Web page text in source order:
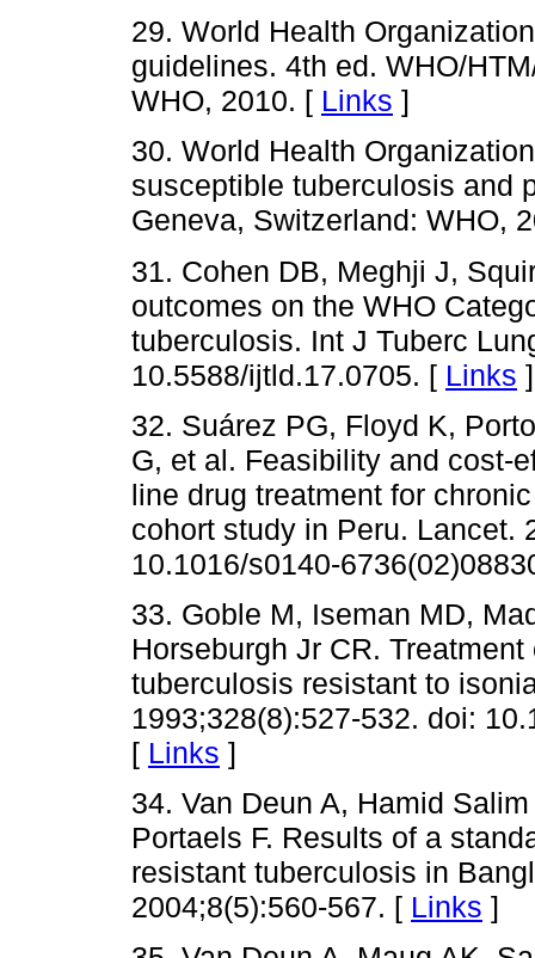
29. World Health
guidelines. 4th ed. WHO/
WHO, 2010. [ Links ]
30. World Health
susceptible tuberculosis and
Geneva, Switzerland: WHO,
31. Cohen DB, Meghji J,
outcomes on the WHO
tuberculosis. Int J Tuberc
10.5588/ijtld.17.0705. [ Links ]
32. Suárez PG, Floyd K,
G, et al. Feasibility and cost-
line drug treatment for
cohort study in Peru. Lancet.
10.1016/s0140-
33. Goble M, Iseman MD,
Horseburgh Jr CR.
tuberculosis resistant to
1993;328(8):527-532. doi:
[ Links ]
34. Van Deun A, Hamid
Portaels F. Results of a
resistant tuberculosis in
2004;8(5):560-567. [ Links ]